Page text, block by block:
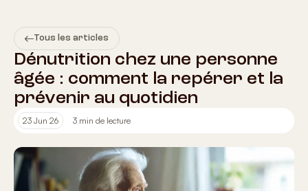
Tous les articles
Dénutrition chez une personne
âgée : comment la repérer et la
prévenir au quotidien
23 Jun 26 3 min de lecture